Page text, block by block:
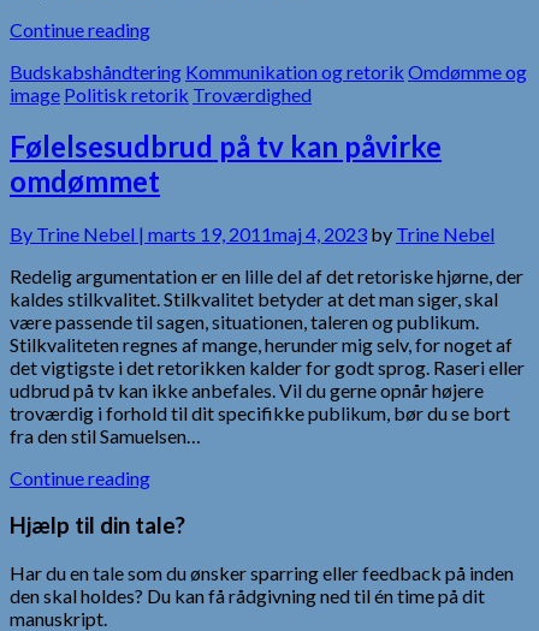
Continue reading
Budskabshåndtering Kommunikation og retorik Omdømme og
image Politisk retorik Troværdighed
Følelsesudbrud på tv kan påvirke
omdømmet
By Trine Nebel | marts 19, 2011maj 4, 2023 by Trine Nebel
Redelig argumentation er en lille del af det retoriske hjørne, der
kaldes stilkvalitet. Stilkvalitet betyder at det man siger, skal
være passende til sagen, situationen, taleren og publikum.
Stilkvaliteten regnes af mange, herunder mig selv, for noget af
det vigtigste i det retorikken kalder for godt sprog. Raseri eller
udbrud på tv kan ikke anbefales. Vil du gerne opnår højere
troværdig i forhold til dit specifikke publikum, bør du se bort
fra den stil Samuelsen…
Continue reading
Hjælp til din tale?
Har du en tale som du ønsker sparring eller feedback på inden
den skal holdes? Du kan få rådgivning ned til én time på dit
manuskript.